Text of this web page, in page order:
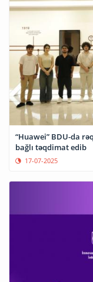
“Huawei” BDU-da
bağlı təqdimat edib
17-07-2025